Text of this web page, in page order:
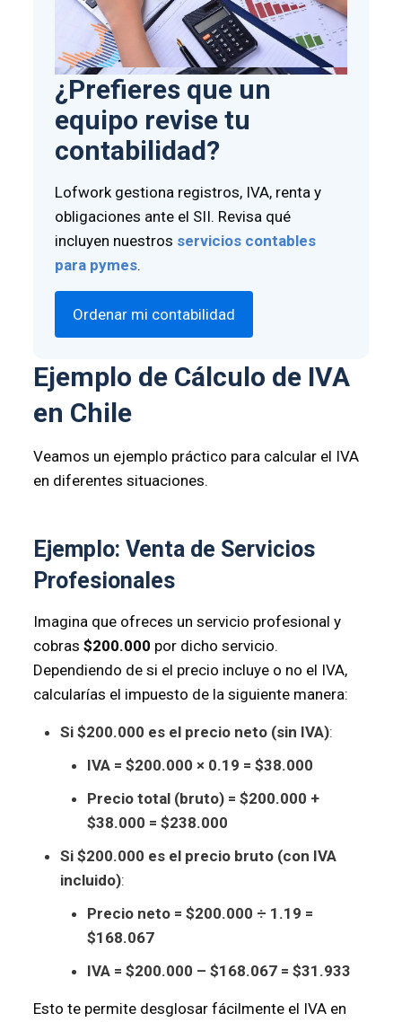
¿Prefieres que un
equipo revise tu
contabilidad?
Lofwork gestiona registros, IVA, renta y
obligaciones ante el SII. Revisa qué
incluyen nuestros servicios contables
para pymes.
Ordenar mi contabilidad
Ejemplo de Cálculo de IVA
en Chile
Veamos un ejemplo práctico para calcular el IVA
en diferentes situaciones.
Ejemplo: Venta de Servicios
Profesionales
Imagina que ofreces un servicio profesional y
cobras $200.000 por dicho servicio.
Dependiendo de si el precio incluye o no el IVA,
calcularías el impuesto de la siguiente manera:
Si $200.000 es el precio neto (sin IVA):
IVA = $200.000 × 0.19 = $38.000
Precio total (bruto) = $200.000 +
$38.000 = $238.000
Si $200.000 es el precio bruto (con IVA
incluido):
Precio neto = $200.000 ÷ 1.19 =
$168.067
IVA = $200.000 – $168.067 = $31.933
Esto te permite desglosar fácilmente el IVA en